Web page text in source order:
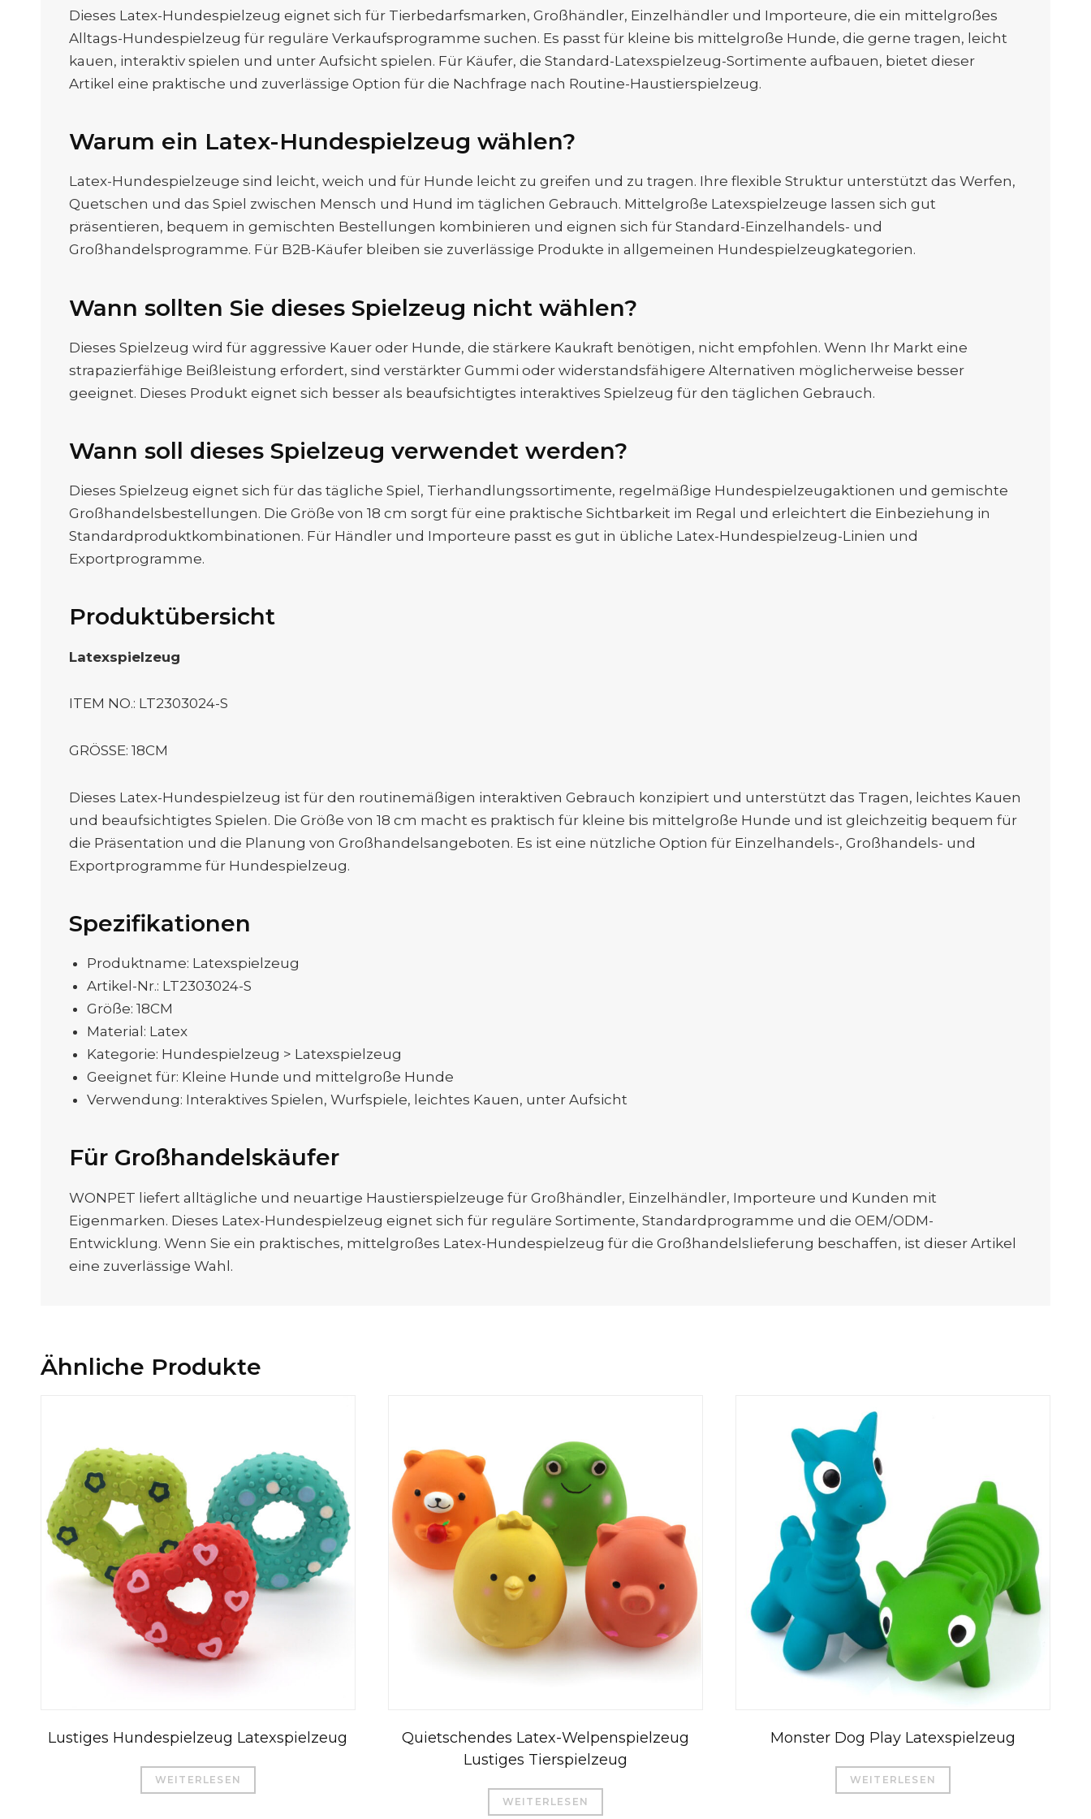
Dieses Latex-Hundespielzeug eignet sich für Tierbedarfsmarken, Großhändler, Einzelhändler und Importeure, die ein mittelgroßes
Alltags-Hundespielzeug für reguläre Verkaufsprogramme suchen. Es passt für kleine bis mittelgroße Hunde, die gerne tragen, leicht
kauen, interaktiv spielen und unter Aufsicht spielen. Für Käufer, die Standard-Latexspielzeug-Sortimente aufbauen, bietet dieser
Artikel eine praktische und zuverlässige Option für die Nachfrage nach Routine-Haustierspielzeug.
Warum ein Latex-Hundespielzeug wählen?
Latex-Hundespielzeuge sind leicht, weich und für Hunde leicht zu greifen und zu tragen. Ihre flexible Struktur unterstützt das Werfen,
Quetschen und das Spiel zwischen Mensch und Hund im täglichen Gebrauch. Mittelgroße Latexspielzeuge lassen sich gut
präsentieren, bequem in gemischten Bestellungen kombinieren und eignen sich für Standard-Einzelhandels- und
Großhandelsprogramme. Für B2B-Käufer bleiben sie zuverlässige Produkte in allgemeinen Hundespielzeugkategorien.
Wann sollten Sie dieses Spielzeug nicht wählen?
Dieses Spielzeug wird für aggressive Kauer oder Hunde, die stärkere Kaukraft benötigen, nicht empfohlen. Wenn Ihr Markt eine
strapazierfähige Beißleistung erfordert, sind verstärkter Gummi oder widerstandsfähigere Alternativen möglicherweise besser
geeignet. Dieses Produkt eignet sich besser als beaufsichtigtes interaktives Spielzeug für den täglichen Gebrauch.
Wann soll dieses Spielzeug verwendet werden?
Dieses Spielzeug eignet sich für das tägliche Spiel, Tierhandlungssortimente, regelmäßige Hundespielzeugaktionen und gemischte
Großhandelsbestellungen. Die Größe von 18 cm sorgt für eine praktische Sichtbarkeit im Regal und erleichtert die Einbeziehung in
Standardproduktkombinationen. Für Händler und Importeure passt es gut in übliche Latex-Hundespielzeug-Linien und
Exportprogramme.
Produktübersicht
Latexspielzeug
ITEM NO.: LT2303024-S
GRÖSSE: 18CM
Dieses Latex-Hundespielzeug ist für den routinemäßigen interaktiven Gebrauch konzipiert und unterstützt das Tragen, leichtes Kauen
und beaufsichtigtes Spielen. Die Größe von 18 cm macht es praktisch für kleine bis mittelgroße Hunde und ist gleichzeitig bequem für
die Präsentation und die Planung von Großhandelsangeboten. Es ist eine nützliche Option für Einzelhandels-, Großhandels- und
Exportprogramme für Hundespielzeug.
Spezifikationen
Produktname: Latexspielzeug
Artikel-Nr.: LT2303024-S
Größe: 18CM
Material: Latex
Kategorie: Hundespielzeug > Latexspielzeug
Geeignet für: Kleine Hunde und mittelgroße Hunde
Verwendung: Interaktives Spielen, Wurfspiele, leichtes Kauen, unter Aufsicht
Für Großhandelskäufer
WONPET liefert alltägliche und neuartige Haustierspielzeuge für Großhändler, Einzelhändler, Importeure und Kunden mit
Eigenmarken. Dieses Latex-Hundespielzeug eignet sich für reguläre Sortimente, Standardprogramme und die OEM/ODM-
Entwicklung. Wenn Sie ein praktisches, mittelgroßes Latex-Hundespielzeug für die Großhandelslieferung beschaffen, ist dieser Artikel
eine zuverlässige Wahl.
Ähnliche Produkte
Lustiges Hundespielzeug Latexspielzeug
WEITERLESEN
Quietschendes Latex-Welpenspielzeug
Lustiges Tierspielzeug
WEITERLESEN
Monster Dog Play Latexspielzeug
WEITERLESEN